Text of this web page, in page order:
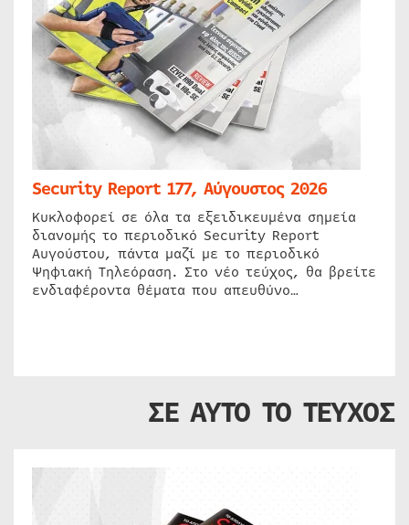
Security Report 177, Αύγουστος 2026
Κυκλοφορεί σε όλα τα εξειδικευμένα σημεία
διανομής το περιοδικό Security Report
Αυγούστου, πάντα μαζί με το περιοδικό
Ψηφιακή Τηλεόραση. Στο νέο τεύχος, θα βρείτε
ενδιαφέροντα θέματα που απευθύνο…
ΣΕ ΑΥΤΟ ΤΟ ΤΕΥΧΟΣ